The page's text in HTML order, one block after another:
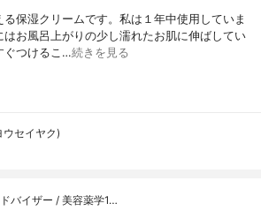
保湿クリームです。私は１年中使用していま
お風呂上がりの少し濡れたお肌に伸ばしてい
ぐつけるこ…続きを見る
ウセイヤク)
バイザー / 美容薬学1…